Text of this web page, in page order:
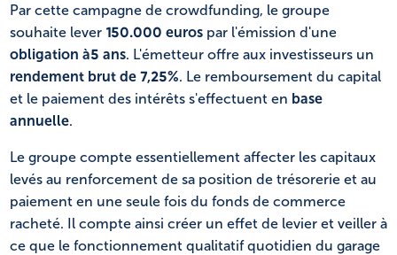
Par cette campagne de crowdfunding, le groupe
souhaite lever 150.000 euros par l'émission d'une
obligation à5 ans. L'émetteur offre aux investisseurs un
rendement brut de 7,25%. Le remboursement du capital
et le paiement des intérêts s'effectuent en base
annuelle.
Le groupe compte essentiellement affecter les capitaux
levés au renforcement de sa position de trésorerie et au
paiement en une seule fois du fonds de commerce
racheté. Il compte ainsi créer un effet de levier et veiller à
ce que le fonctionnement qualitatif quotidien du garage